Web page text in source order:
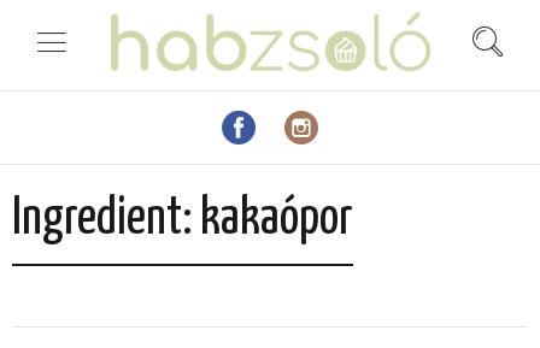
Ingredient: kakaópor